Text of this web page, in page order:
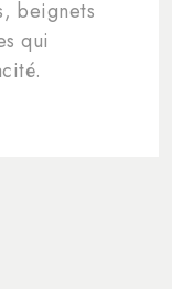
beignets
qui